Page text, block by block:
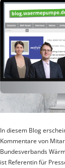
In diesem Blog
Kommentare von
Bundesverbands
ist Referentin für